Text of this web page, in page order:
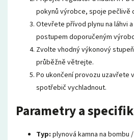
pokynů výrobce, spoje pečlivě
Otevřete přívod plynu na láhvi
postupem doporučeným
Zvolte vhodný výkonový
průběžně větrejte.
Po ukončení provozu uzavřete
spotřebič vychladnout.
Parametry a
Typ: plynová kamna na bombu